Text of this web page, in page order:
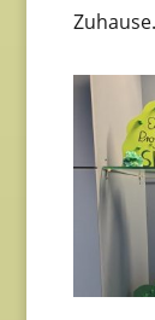
Zuhause.